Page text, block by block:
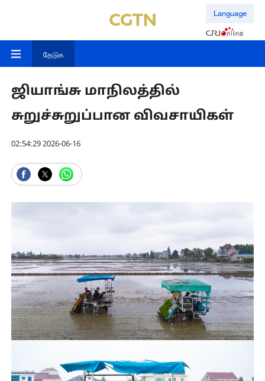
Language
தேடுக
ஜியாங்சு மாநிலத்தில்
சுறுச்சுறுப்பான விவசாயிகள்
02:54:29 2026-06-16